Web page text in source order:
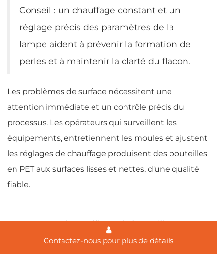
Conseil : un chauffage constant et un
réglage précis des paramètres de la
lampe aident à prévenir la formation de
perles et à maintenir la clarté du flacon.
Les problèmes de surface nécessitent une
attention immédiate et un contrôle précis du
processus. Les opérateurs qui surveillent les
équipements, entretiennent les moules et ajustent
les réglages de chauffage produisent des bouteilles
en PET aux surfaces lisses et nettes, d'une qualité
fiable.
Dépannage du soufflage de bouteilles en PET
Les opérateurs et les équipes de maintenance
Contactez-nous pour plus de détails